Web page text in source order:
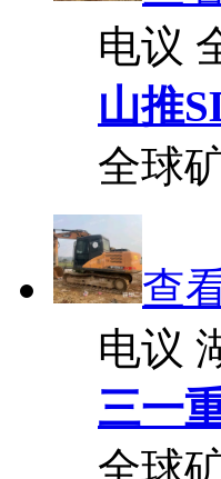
电议
山推
全球
查
电议
三一
全球